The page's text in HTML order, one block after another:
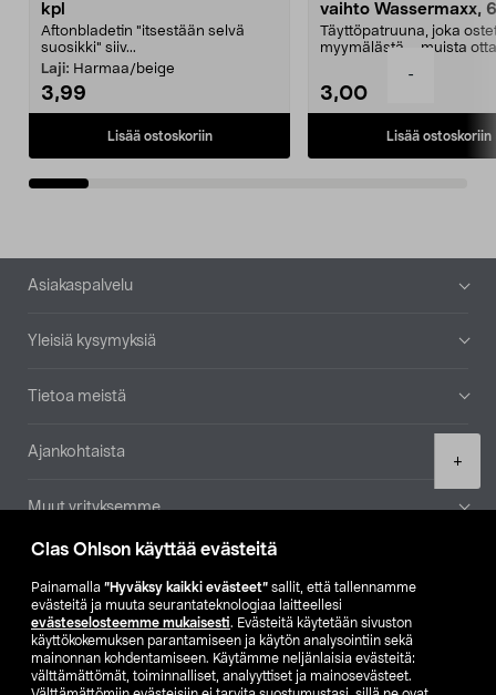
Clas Ohlson käyttää evästeitä
Painamalla ”Hyväksy kaikki evästeet” sallit, että tallennamme
evästeitä ja muuta seurantateknologiaa laitteellesi
evästeselosteemme mukaisesti. Evästeitä käytetään sivuston
käyttökokemuksen parantamiseen ja käytön analysointiin sekä
mainonnan kohdentamiseen. Käytämme neljänlaisia evästeitä:
välttämättömät, toiminnalliset, analyyttiset ja mainosevästeet.
-
+
kpl
Aftonbladetin "itsestään selvä
suosikki" siiv...
Laji: Harmaa/beige
3,99
Lisää ostoskoriin
vaihto Wassermaxx,
Täyttöpatruuna, joka
myymälästä – muista
3,00
Lisää ostoskoriin
Alatunniste
Asiakaspalvelu
Yleisiä kysymyksiä
Tietoa meistä
Ajankohtaista
Muut yrityksemme
Etsi myymälä
SE NO FI
FI SV